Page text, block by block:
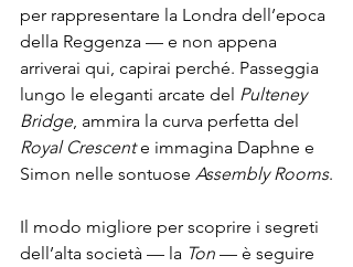
per rappresentare la Londra dell’epoca
della Reggenza — e non appena
arriverai qui, capirai perché. Passeggia
lungo le eleganti arcate del Pulteney
Bridge, ammira la curva perfetta del
Royal Crescent e immagina Daphne e
Simon nelle sontuose Assembly Rooms.
Il modo migliore per scoprire i segreti
dell’alta società — la Ton — è seguire